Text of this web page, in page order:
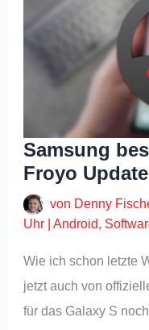
Samsung
Froyo
von Denny
Uhr |Android,
Wie ich schon letzte
jetzt auch von
für das Galaxy S